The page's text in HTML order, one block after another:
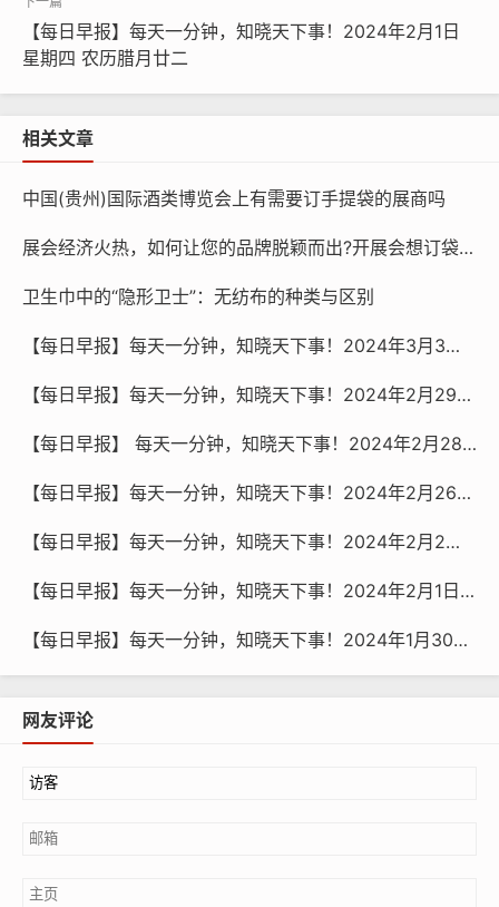
本文链接：http://www.wfbmfd.cn/post/7239.html
【每日早报】每天一分钟，知晓天下事！2024年2月1日
星期四 农历腊月廿二
相关文章
中国(贵州)国际酒类博览会上有需要订手提袋的展商吗
展会经济火热，如何让您的品牌脱颖而出?开展会想订袋子？找15225080030
卫生巾中的“隐形卫士”：无纺布的种类与区别
【每日早报】每天一分钟，知晓天下事！2024年3月3日 星期日 农历正月廿三
【每日早报】每天一分钟，知晓天下事！2024年2月29日 星期四 农历正月二十
【每日早报】 每天一分钟，知晓天下事！2024年2月28日 星期三 农历正月十九
【每日早报】每天一分钟，知晓天下事！2024年2月26日 星期一 农历正月十七
【每日早报】每天一分钟，知晓天下事！2024年2月2日 星期五 农历腊月廿三 北小年
【每日早报】每天一分钟，知晓天下事！2024年2月1日 星期四 农历腊月廿二
【每日早报】每天一分钟，知晓天下事！2024年1月30日 星期二 农历腊月二十
网友评论